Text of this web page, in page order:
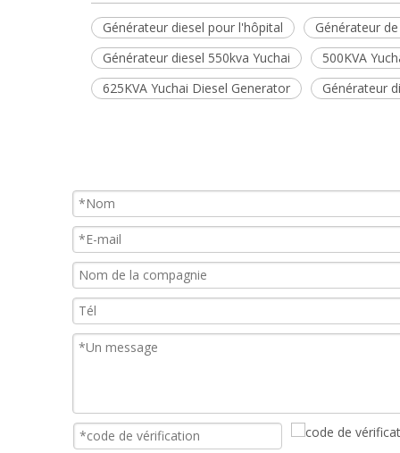
Générateur diesel pour l'hôpital
Générateur
Générateur diesel 550kva Yuchai
500KVA
625KVA Yuchai Diesel Generator
Générateur